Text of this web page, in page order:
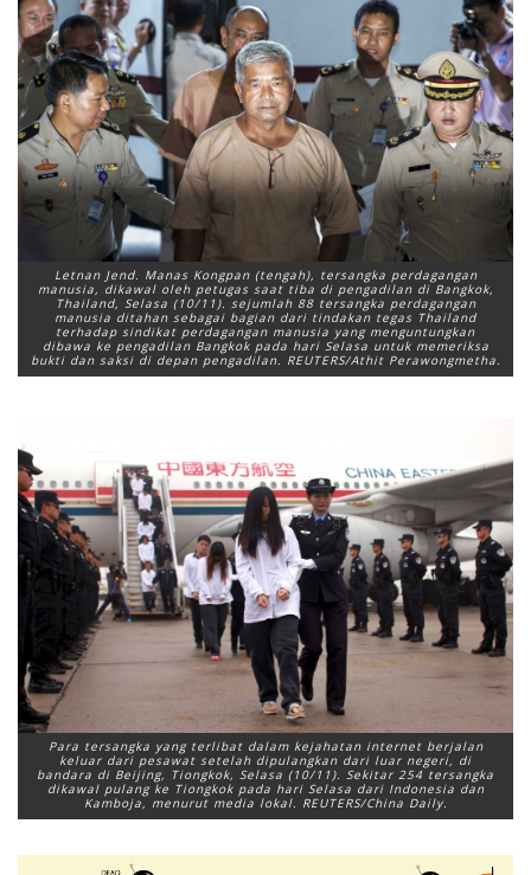
Letnan Jend. Manas Kongpan (tengah), tersangka perdagangan
manusia, dikawal oleh petugas saat tiba di pengadilan di Bangkok,
Thailand, Selasa (10/11). sejumlah 88 tersangka perdagangan
manusia ditahan sebagai bagian dari tindakan tegas Thailand
terhadap sindikat perdagangan manusia yang menguntungkan
dibawa ke pengadilan Bangkok pada hari Selasa untuk memeriksa
bukti dan saksi di depan pengadilan. REUTERS/Athit Perawongmetha.
Para tersangka yang terlibat dalam kejahatan internet berjalan
keluar dari pesawat setelah dipulangkan dari luar negeri, di
bandara di Beijing, Tiongkok, Selasa (10/11). Sekitar 254 tersangka
dikawal pulang ke Tiongkok pada hari Selasa dari Indonesia dan
Kamboja, menurut media lokal. REUTERS/China Daily.